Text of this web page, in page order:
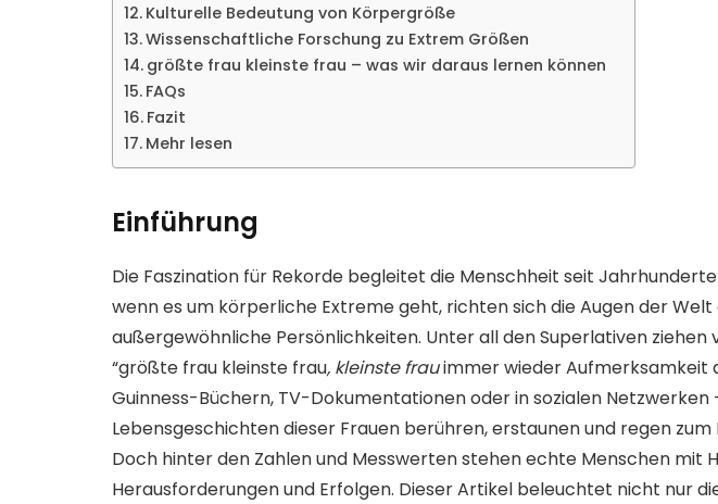
Kulturelle Bedeutung von Körpergröße
Wissenschaftliche Forschung zu Extrem Größen
größte frau kleinste frau – was wir daraus lernen können
FAQs
Fazit
Mehr lesen
Einführung
Die Faszination für Rekorde begleitet die Menschheit seit
wenn es um körperliche Extreme geht, richten sich die Augen der Welt
außergewöhnliche Persönlichkeiten. Unter all den Superlativen ziehen
“größte frau kleinste frau, kleinste frauimmer wieder Aufmerksamkeit
Guinness-Büchern, TV-Dokumentationen oder in sozialen Netzwerken
Lebensgeschichten dieser Frauen berühren, erstaunen und regen zum
Doch hinter den Zahlen und Messwerten stehen echte Menschen mit
Herausforderungen und Erfolgen. Dieser Artikel beleuchtet nicht nur